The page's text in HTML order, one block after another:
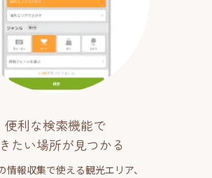
便利な検索機能で
たい場所が見つかる
情報収集で使える観光エリア、